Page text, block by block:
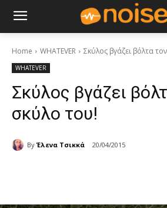
Home WHATEVER Σκύλος βγάζει βόλτα
WHATEVER
Σκύλος βγάζει
σκύλο του!
By Έλενα Τσικκά 20/04/2015